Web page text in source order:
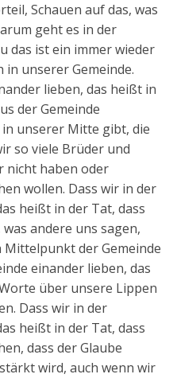
Schauen auf das, was
geht es in der
das ist ein immer wieder
in unserer Gemeinde.
lieben, das heißt in
der Gemeinde
unserer Mitte gibt, die
so viele Brüder und
nicht haben oder
wollen. Dass wir in der
heißt in der Tat, dass
andere uns sagen,
der Gemeinde
einander lieben, das
über unsere Lippen
Dass wir in der
heißt in der Tat, dass
dass der Glaube
wird, auch wenn wir